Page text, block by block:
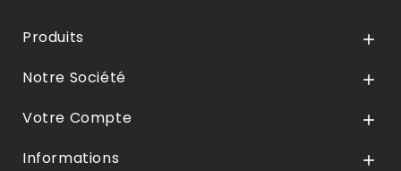
Produits 
Notre Société 
Votre Compte 
Informations 